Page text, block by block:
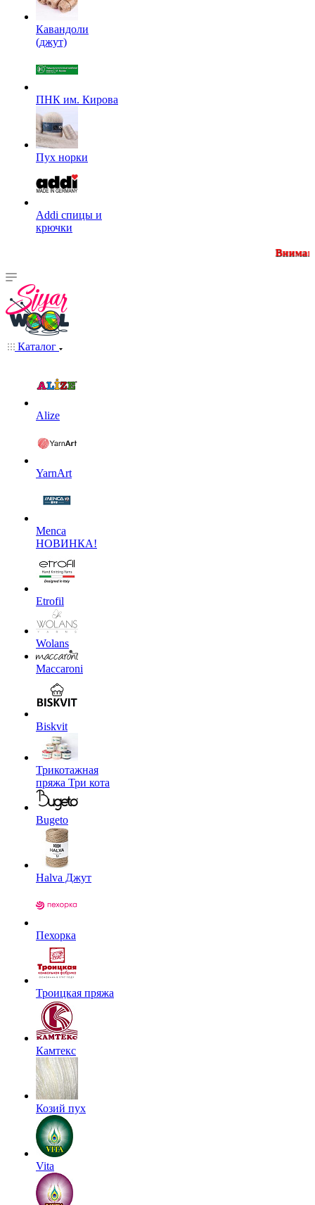
Кавандоли
(джут)
ПНК им. Кирова
Пух норки
Addi спицы и
крючки
Внимание!
Каталог
Alize
YarnArt
Menca
НОВИНКА!
Etrofil
Wolans
Maccaroni
Biskvit
Трикотажная
пряжа Три кота
Bugeto
Halva Джут
Пехорка
Троицкая пряжа
Камтекс
Козий пух
Vita